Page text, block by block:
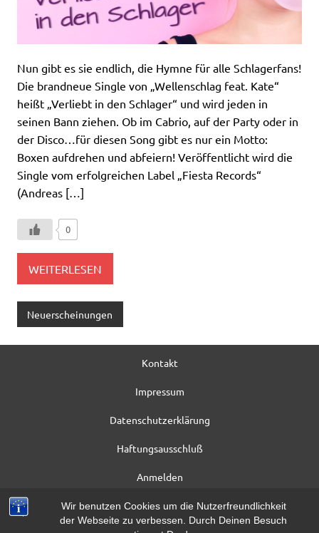
Wir benutzen Cookies um die Nutzerfreundlichkeit
der Webseite zu verbessen. Durch Deinen Besuch
Nun gibt es sie endlich, die Hymne für alle Schlagerfans!
Die brandneue Single von „Wellenschlag feat. Kate“
heißt „Verliebt in den Schlager“ und wird jeden in
seinen Bann ziehen. Ob im Cabrio, auf der Party oder in
der Disco…für diesen Song gibt es nur ein Motto:
Boxen aufdrehen und abfeiern! Veröffentlicht wird die
Single vom erfolgreichen Label „Fiesta Records“
(Andreas […]
0
WEITERLESEN
Neuerscheinungen
Kontakt
Impressum
Datenschutzerklärung
Haftungsausschluß
Anmelden
Registrieren